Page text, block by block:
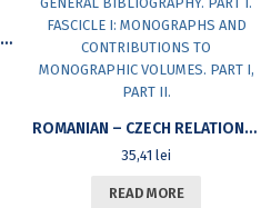
GHID DE CONVERSAŢIE ROMÂN-CEH
ROMANIAN – CZECH RELATIONS: GENERAL BIBLIOGRAPHY. PART I. FASCICLE I: MONOGRAPHS AND CONTRIBUTIONS TO MONOGRAPHIC VOLUMES. PART I, PART II.
35,41lei
READ MORE